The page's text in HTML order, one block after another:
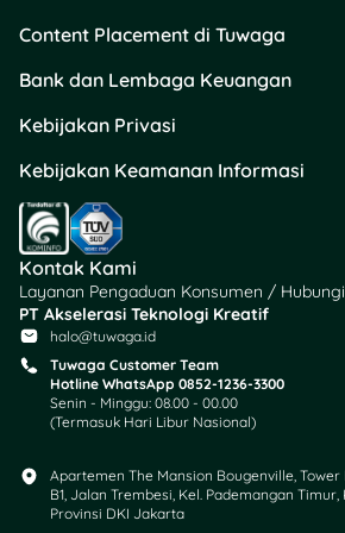
cocok untuk modal usaha
mikro atau kebutuhan
mendesak. Prosesnya
cepat, transparan, dan
minimal.
Beberapa keunggulan
pinjaman fintech legal:
Pencairan cepat, bisa
dalam hitungan jam.
Nggak perlu jaminan.
Limit mulai dari Rp1
Tenor mulai dari 30
hari–2 tahun.
Content Placement di Tuwaga
Bank dan Lembaga Keuangan
Kebijakan Privasi
Kebijakan Keamanan Informasi
Kontak Kami
Layanan Pengaduan Konsumen /
PT Akselerasi Teknologi Kreatif
halo@tuwaga.id
Tuwaga Customer Team
Hotline WhatsApp 0852-1236-3300
Senin - Minggu: 08.00 - 00.00
(Termasuk Hari Libur Nasional)
Apartemen The Mansion Bougenville, Tower
B1, Jalan Trembesi, Kel. Pademangan
Provinsi DKI Jakarta